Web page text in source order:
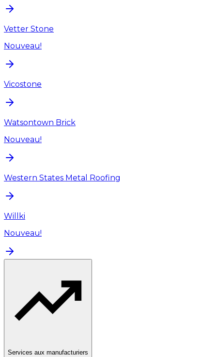
Vetter Stone
Nouveau!
Vicostone
Watsontown Brick
Nouveau!
Western States Metal Roofing
Willki
Nouveau!
Services aux manufacturiers